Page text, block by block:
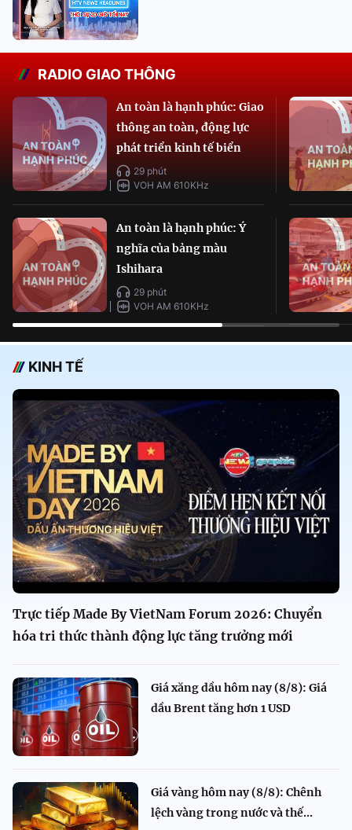
RADIO GIAO THÔNG
An toàn là hạnh phúc: Giao
thông an toàn, động lực
phát triển kinh tế biển
29 phút
VOH AM 610KHz
An toàn là hạnh phúc: Ý
nghĩa của bảng màu
Ishihara
29 phút
VOH AM 610KHz
KINH TẾ
Trực tiếp Made By VietNam Forum 2026: Chuyển
hóa tri thức thành động lực tăng trưởng mới
Giá xăng dầu hôm nay (8/8): Giá
dầu Brent tăng hơn 1 USD
Giá vàng hôm nay (8/8): Chênh
lệch vàng trong nước và thế...